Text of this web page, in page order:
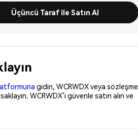
Üçüncü Taraf ile Satın Al
gidin, WCRWDX veya sözleşme
WCRWDX’i güvenle satın alın ve